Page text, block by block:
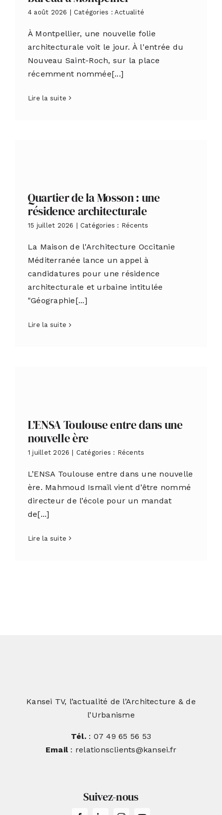
4 août 2026 Catégories : Actualité
À Montpellier, une nouvelle folie
architecturale voit le jour. À l'entrée du
Nouveau Saint-Roch, sur la place
récemment nommée[...]
Lire la suite
Quartier de la Mosson : une
résidence architecturale
15 juillet 2026 Catégories : Récents
La Maison de l'Architecture Occitanie
Méditerranée lance un appel à
candidatures pour une résidence
architecturale et urbaine intitulée
"Géographie[...]
Lire la suite
L’ENSA Toulouse entre dans une
nouvelle ère
1 juillet 2026 Catégories : Récents
L’ENSA Toulouse entre dans une nouvelle
ère. Mahmoud Ismaïl vient d’être nommé
directeur de l’école pour un mandat
de[...]
Lire la suite
Kansei TV, l’actualité de l’Architecture & de
l’Urbanisme
Tél.: 07 49 65 56 53
Email: relationsclients@kansei.fr
Suivez-nous